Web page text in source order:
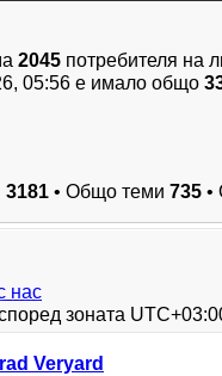
2045 потребителя на
05:56 е имало общо
3181 • Общо теми 735 •
нас
зоната
Veryard